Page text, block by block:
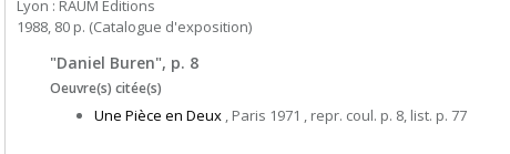
Lyon : RAUM Éditions
1988, 80 p. (Catalogue d'exposition)
"Daniel Buren", p. 8
Oeuvre(s) citée(s)
Une Pièce en Deux , Paris 1971 , repr. coul. p. 8, list. p. 77